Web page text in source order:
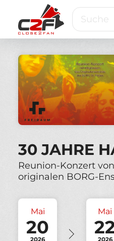
Inhalt
to
fan
&
VIP
ticketing
Suche
30 JAHRE
Reunion-Konzert
originalen BORG-
Mai
20
Mai